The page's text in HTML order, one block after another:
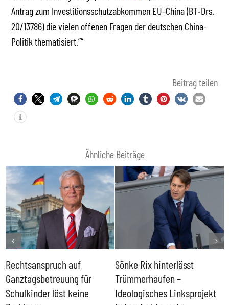
Antrag zum Investitionsschutzabkommen EU–China (BT‑Drs.
20/13786) die vielen offenen Fragen der deutschen China-
Politik thematisiert.”“
Beitrag teilen
Ähnliche Beiträge
Rechtsanspruch auf
Ganztagsbetreuung für
Schulkinder löst keine
Sönke Rix hinterlässt
Trümmerhaufen –
Ideologisches Linksprojekt